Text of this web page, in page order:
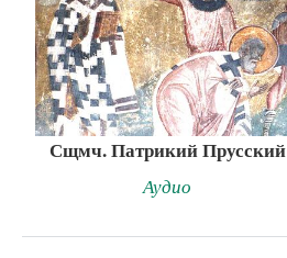
Сщмч. Патрикий Прусский
Аудио